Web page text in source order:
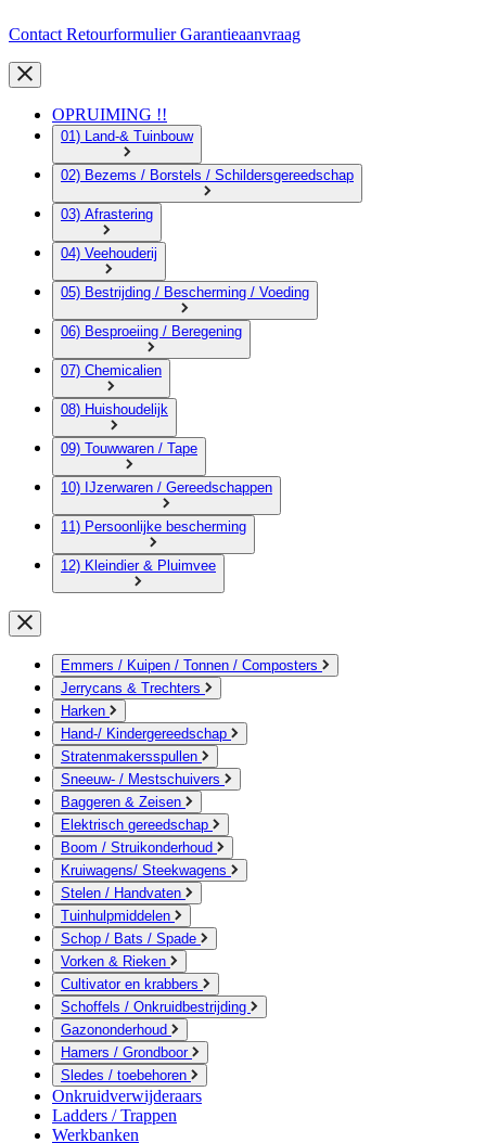
Contact RetourformulierGarantieaanvraag
OPRUIMING !!
01) Land-& Tuinbouw
02) Bezems / Borstels / Schildersgereedschap
03) Afrastering
04) Veehouderij
05) Bestrijding / Bescherming / Voeding
06) Besproeiing / Beregening
07) Chemicalien
08) Huishoudelijk
09) Touwwaren / Tape
10) IJzerwaren / Gereedschappen
11) Persoonlijke bescherming
12) Kleindier & Pluimvee
Emmers / Kuipen / Tonnen / Composters
Jerrycans & Trechters
Harken
Hand-/ Kindergereedschap
Stratenmakersspullen
Sneeuw- / Mestschuivers
Baggeren & Zeisen
Elektrisch gereedschap
Boom / Struikonderhoud
Kruiwagens/ Steekwagens
Stelen / Handvaten
Tuinhulpmiddelen
Schop / Bats / Spade
Vorken & Rieken
Cultivator en krabbers
Schoffels / Onkruidbestrijding
Gazononderhoud
Hamers / Grondboor
Sledes / toebehoren
Onkruidverwijderaars
Ladders / Trappen
Werkbanken